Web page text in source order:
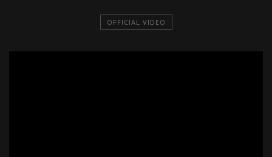
OFFICIAL VIDEO